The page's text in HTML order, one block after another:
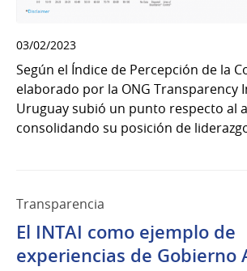
03/02/2023
Según el Índice de Percepción de la
elaborado por la ONG Transparency
Uruguay subió un punto respecto al
consolidando su posición de
Transparencia
El INTAI como ejemplo de
experiencias de Gobierno